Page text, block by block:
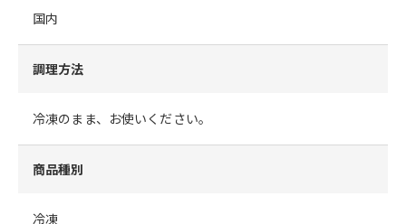
国内
調理方法
冷凍のまま、お使いください。
商品種別
冷凍